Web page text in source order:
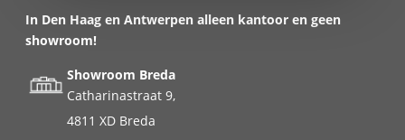
In Den Haag en Antwerpen alleen kantoor en geen
showroom!
Showroom Breda
Catharinastraat 9,
4811 XD Breda